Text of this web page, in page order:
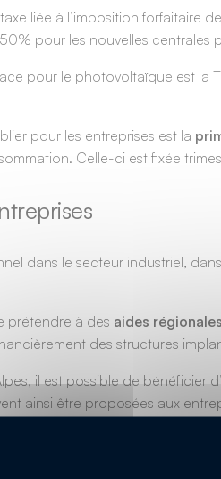
liée à l’imposition forfaitaire
pour les nouvelles centrales
pour le photovoltaïque est la
pour les entreprises est la
Celle-ci est fixée
dans le secteur industriel,
prétendre à des aides
des structures
il est possible de bénéficier
ainsi être proposées aux
être faites aux autorités